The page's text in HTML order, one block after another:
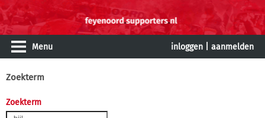
Menu inloggen aanmelden
Zoekterm
Zoekterm